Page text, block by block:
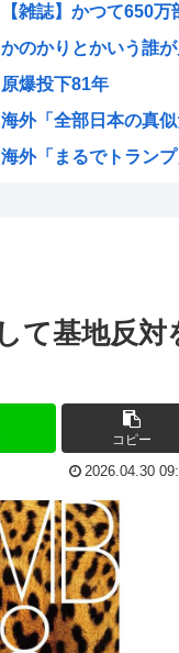
【雑誌】かつて650
かのかりとかいう誰
原爆投下81年
海外「全部日本の真
海外「まるでトラン
海外「その通り！」
【1966年】 母の日
日本人「うちの犬、
海外「まるでトラン
海外「全部日本の真
お絵描きリレーってな
【海外の反応】 なぜ
平野綾とかいう女声
みいちゃんと山田さ
高市早苗「日銀に国
声優の長谷川育美さ
て基地反対
コピー
2026.04.30